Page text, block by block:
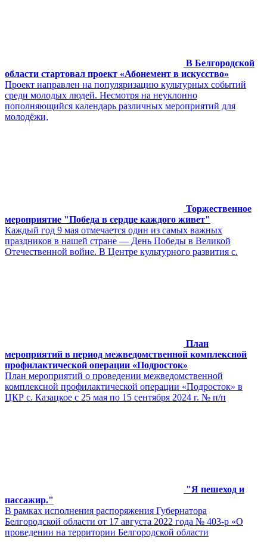
В Белгородской
области стартовал проект «Абонемент в искусство»
Проект направлен на популяризацию культурных событий
среди молодых людей. Несмотря на неуклонно
пополняющийся календарь различных мероприятий для
молодёжи,
Торжественное
мероприятие "Победа в сердце каждого живет"
Каждый год 9 мая отмечается один из самых важных
праздников в нашей стране — День Победы в Великой
Отечественной войне. В Центре культурного развития с.
План
мероприятий в период межведомственной комплексной
профилактической операции «Подросток»
План мероприятий о проведении межведомственной
комплексной профилактической операции «Подросток» в
ЦКР с. Казацкое с 25 мая по 15 сентября 2024 г. № п/п
"Я пешеход и
пассажир."
В рамках исполнения распоряжения Губернатора
Белгородской области от 17 августа 2022 года № 403-р «О
проведении на территории Белгородской области